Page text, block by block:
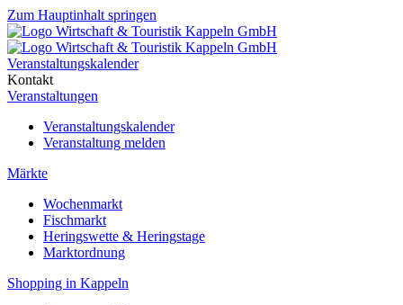
Zum Hauptinhalt springen
Veranstaltungskalender
Kontakt
Veranstaltungen
Veranstaltungskalender
Veranstaltung melden
Märkte
Wochenmarkt
Fischmarkt
Heringswette & Heringstage
Marktordnung
Shopping in Kappeln